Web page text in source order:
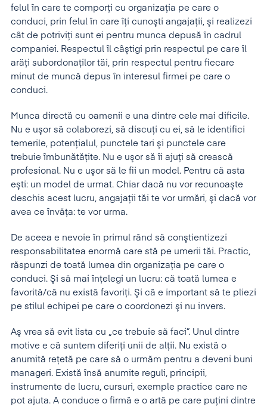
felul în care te comporţi cu organizaţia pe care o
conduci, prin felul în care îţi cunoşti angajaţii, şi realizezi
cât de potriviţi sunt ei pentru munca depusă în cadrul
companiei. Respectul îl câştigi prin respectul pe care îl
arăţi subordonaţilor tăi, prin respectul pentru fiecare
minut de muncă depus în interesul firmei pe care o
conduci.
Munca directă cu oamenii e una dintre cele mai dificile.
Nu e uşor să colaborezi, să discuţi cu ei, să le identifici
temerile, potenţialul, punctele tari şi punctele care
trebuie îmbunătăţite. Nu e uşor să îi ajuţi să crească
profesional. Nu e uşor să le fii un model. Pentru că asta
eşti: un model de urmat. Chiar dacă nu vor recunoaşte
deschis acest lucru, angajaţii tăi te vor urmări, şi dacă vor
avea ce învăţa: te vor urma.
De aceea e nevoie în primul rând să conştientizezi
responsabilitatea enormă care stă pe umerii tăi. Practic,
răspunzi de toată lumea din organizaţia pe care o
conduci. Şi să mai înţelegi un lucru: că toată lumea e
favorită/că nu există favoriţi. Şi că e important să te pliezi
pe stilul echipei pe care o coordonezi şi nu invers.
Aş vrea să evit lista cu „ce trebuie să faci”. Unul dintre
motive e că suntem diferiţi unii de alţii. Nu există o
anumită reţetă pe care să o urmăm pentru a deveni buni
manageri. Există însă anumite reguli, principii,
instrumente de lucru, cursuri, exemple practice care ne
pot ajuta. A conduce o firmă e o artă pe care puţini dintre